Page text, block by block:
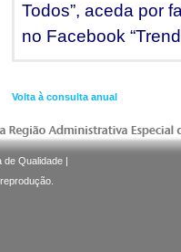
Todos”, aceda por
no Facebook
Volta à consulta anual
de Qualidade |